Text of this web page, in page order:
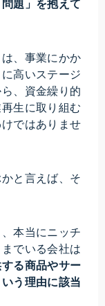
題」を抱えて
、事業にかか
高いステージ
、資金繰り的
生に取り組む
ではありませ
と言えば、そ
本当にニッチ
でいる会社は
る商品やサー
う理由に該当